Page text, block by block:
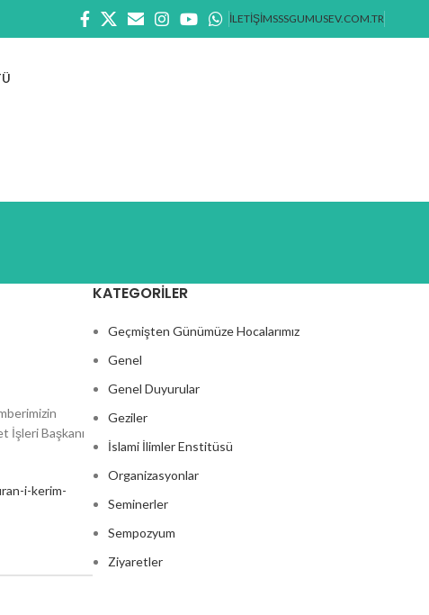
İLETIŞIMSSSGUMUSEV.COM.TR
İşleri Başkanı
i-kerim-
KATEGORILER
Geçmişten Günümüze Hocalarımız
Genel
Genel Duyurular
Geziler
İslami İlimler Enstitüsü
Organizasyonlar
Seminerler
Sempozyum
Ziyaretler